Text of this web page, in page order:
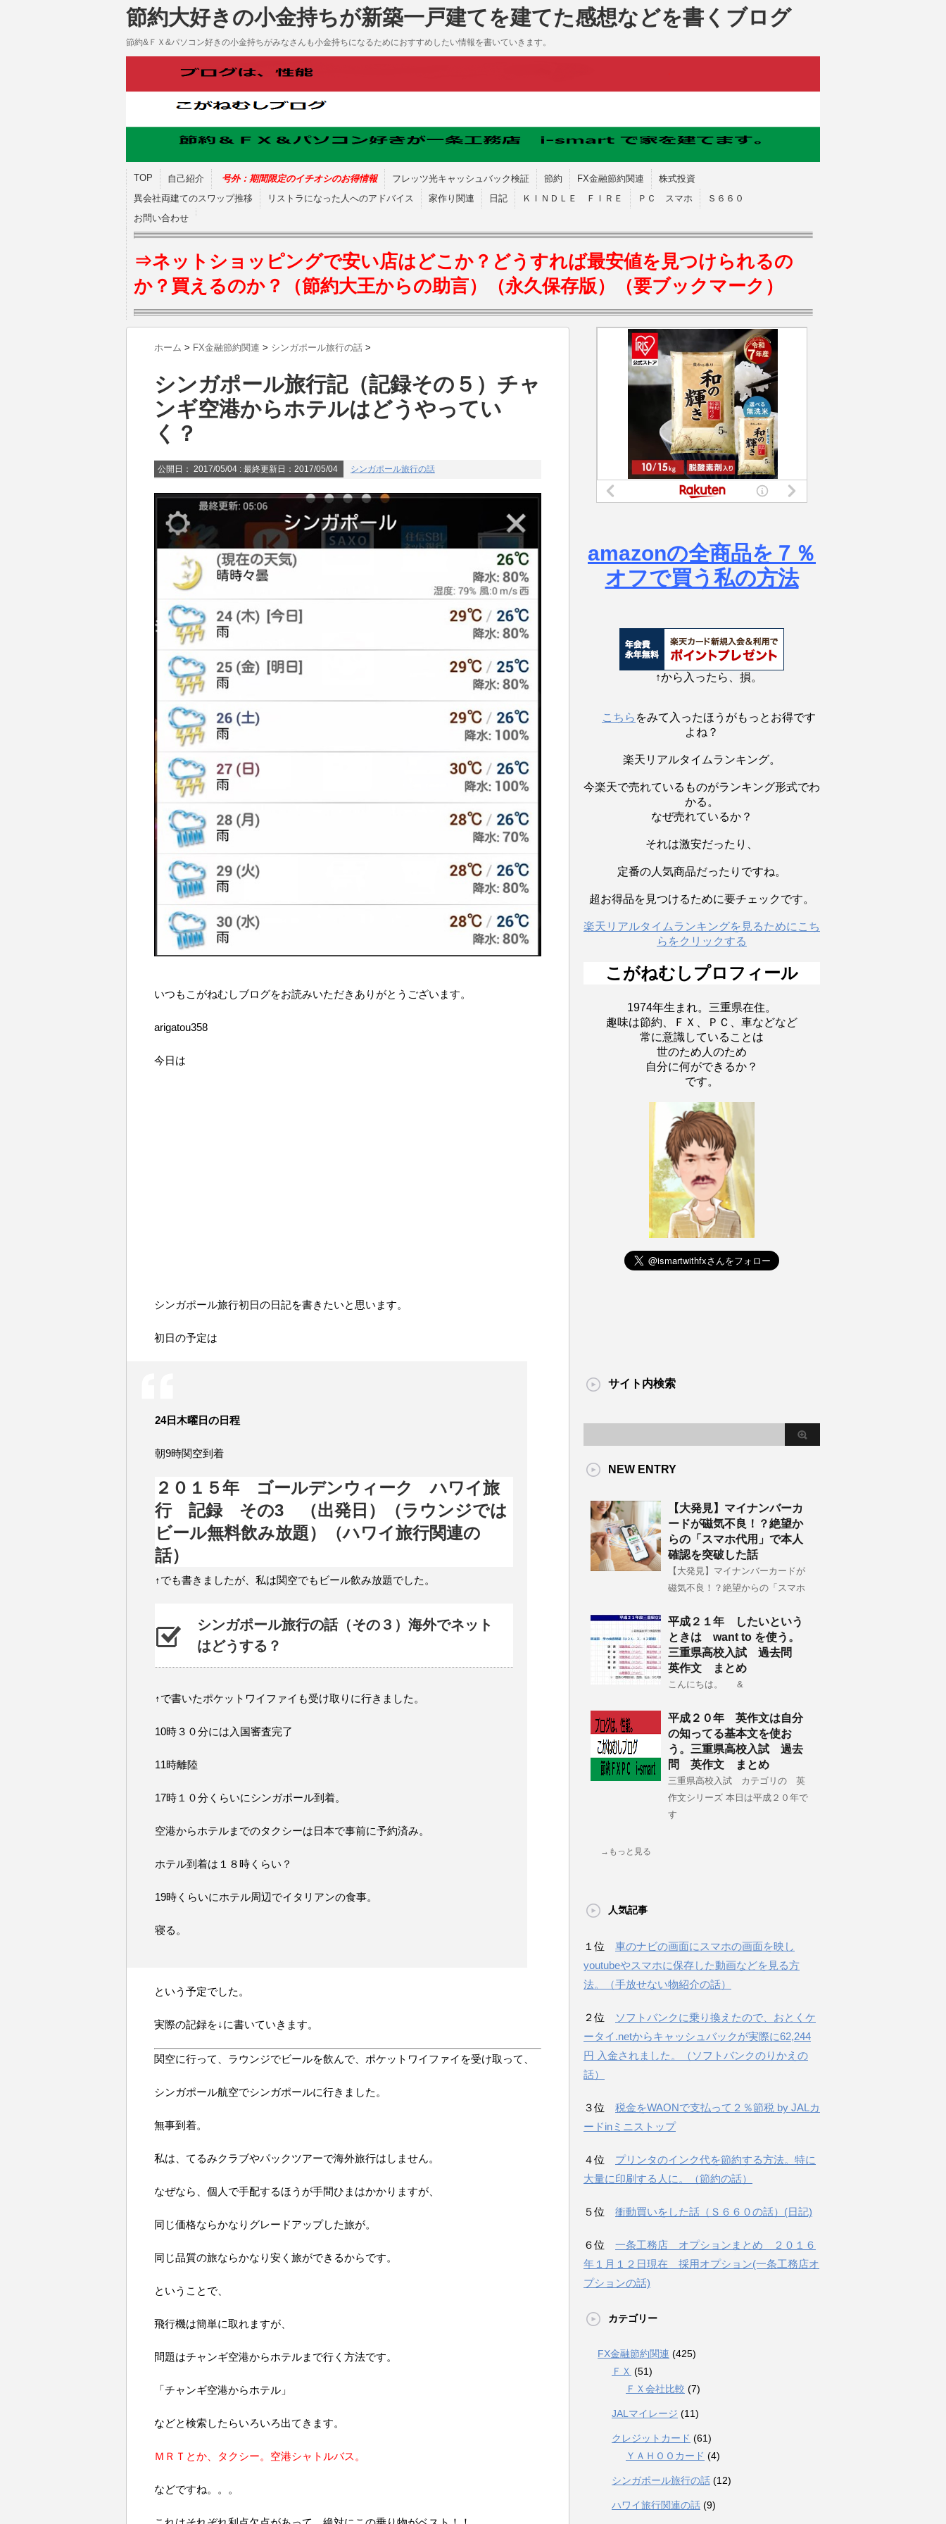
節約大好きの小金持ちが新築一戸建てを建てた感想などを書くブログ
節約&ＦＸ&パソコン好きの小金持ちがみなさんも小金持ちになるためにおすすめしたい情報を書いていきます。
TOP 自己紹介 号外：期間限定のイチオシのお得情報 フレッツ光キャッシュバック検証 節約 FX金融節約関連
株式投資
異会社両建てのスワップ推移
リストラになった人へのアドバイス 家作り関連 日記 ＫＩＮＤＬＥ ＦＩＲＥ ＰＣ スマホ
Ｓ６６０
お問い合わせ
⇒ネットショッピングで安い店はどこか？どうすれば最安値を見つけられるの
か？買えるのか？（節約大王からの助言）（永久保存版）（要ブックマーク）
ホーム > FX金融節約関連 > シンガポール旅行の話 >
シンガポール旅行記（記録その５）チャ
ンギ空港からホテルはどうやってい
く？
公開日： 2017/05/04 : 最終更新日：2017/05/04 シンガポール旅行の話
いつもこがねむしブログをお読みいただきありがとうございます。
arigatou358
今日は
シンガポール旅行初日の日記を書きたいと思います。
初日の予定は
24日木曜日の日程
朝9時関空到着
２０１５年 ゴールデンウィーク ハワイ旅
行 記録 その3 （出発日）（ラウンジでは
ビール無料飲み放題）（ハワイ旅行関連の
話）
↑でも書きましたが、私は関空でもビール飲み放題でした。
シンガポール旅行の話（その３）海外でネット
はどうする？
↑で書いたポケットワイファイも受け取りに行きました。
10時３０分には入国審査完了
11時離陸
17時１０分くらいにシンガポール到着。
空港からホテルまでのタクシーは日本で事前に予約済み。
ホテル到着は１８時くらい？
19時くらいにホテル周辺でイタリアンの食事。
寝る。
という予定でした。
実際の記録を↓に書いていきます。
関空に行って、ラウンジでビールを飲んで、ポケットワイファイを受け取って、
シンガポール航空でシンガポールに行きました。
無事到着。
私は、てるみクラブやパックツアーで海外旅行はしません。
なぜなら、個人で手配するほうが手間ひまはかかりますが、
同じ価格ならかなりグレードアップした旅が。
同じ品質の旅ならかなり安く旅ができるからです。
ということで、
飛行機は簡単に取れますが、
問題はチャンギ空港からホテルまで行く方法です。
「チャンギ空港からホテル」
などと検索したらいろいろ出てきます。
ＭＲＴとか、タクシー。空港シャトルバス。
などですね。。。
amazonの全商品を７％
オフで買う私の方法
↑から入ったら、損。
こちら をみて入ったほうがもっとお得です
よね？
楽天リアルタイムランキング。
今楽天で売れているものがランキング形式でわ
かる。
なぜ売れているか？
それは激安だったり、
定番の人気商品だったりですね。
超お得品を見つけるために要チェックです。
楽天リアルタイムランキングを見るためにこち
らをクリックする
こがねむしプロフィール
1974年生まれ。三重県在住。
趣味は節約、ＦＸ、ＰＣ、車などなど
常に意識していることは
世のため人のため
自分に何ができるか？
です。
サイト内検索
NEW ENTRY
【大発見】マイナンバーカ
ードが磁気不良！？絶望か
らの「スマホ代用」で本人
確認を突破した話
【大発見】マイナンバーカードが
磁気不良！？絶望からの「スマホ
平成２１年 したいという
ときは want to を使う。
三重県高校入試 過去問
英作文 まとめ
こんにちは。 &
平成２０年 英作文は自分
の知ってる基本文を使お
う。三重県高校入試 過去
問 英作文 まとめ
三重県高校入試 カテゴリの 英
作文シリーズ 本日は平成２０年で
す
→もっと見る
人気記事
１位 車のナビの画面にスマホの画面を映し
youtubeやスマホに保存した動画などを見る方
法。（手放せない物紹介の話）
２位
ソフトバンクに乗り換えたので、おとくケ
ータイ.netからキャッシュバックが実際に62,244
円 入金されました。（ソフトバンクのりかえの
話）
３位 税金をWAONで支払って２％節税 by JALカ
ードinミニストップ
４位 プリンタのインク代を節約する方法。特に
大量に印刷する人に。（節約の話）
５位 衝動買いをした話（Ｓ６６０の話）(日記)
６位 一条工務店 オプションまとめ ２０１６
年１月１２日現在 採用オプション(一条工務店オ
プションの話)
カテゴリー
FX金融節約関連 (425)
ＦＸ (51)
ＦＸ会社比較 (7)
JALマイレージ (11)
クレジットカード (61)
ＹＡＨＯＯカード (4)
シンガポール旅行の話 (12)
ハワイ旅行関連の話 (9)